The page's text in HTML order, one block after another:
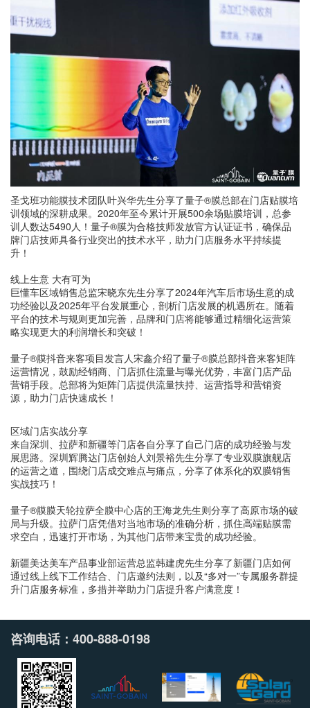
圣戈班功能膜技术团队叶兴华先生分享了量子®膜总部在门店贴膜培
训领域的深耕成果。2020年至今累计开展500余场贴膜培训，总参
训人数达5490人！量子®膜为合格技师发放官方认证证书，确保品
牌门店技师具备行业突出的技术水平，助力门店服务水平持续提
升！
线上生意 大有可为
巨懂车区域销售总监宋晓东先生分享了2024年汽车后市场生意的成
功经验以及2025年平台发展重心，剖析门店发展的机遇所在。随着
平台的技术与规则更加完善，品牌和门店将能够通过精细化运营策
略实现更大的利润增长和突破！
量子®膜抖音来客项目发言人宋鑫介绍了量子®膜总部抖音来客矩阵
运营情况，鼓励经销商、门店抓住流量与曝光优势，丰富门店产品
营销手段。总部将为矩阵门店提供流量扶持、运营指导和营销资
源，助力门店快速成长！
区域门店实战分享
来自深圳、拉萨和新疆等门店各自分享了自己门店的成功经验与发
展思路。深圳辉腾达门店创始人刘景裕先生分享了专业双膜旗舰店
的运营之道，围绕门店成交难点与痛点，分享了体系化的双膜销售
实战技巧！
量子®膜膜天轮拉萨全膜中心店的王海龙先生则分享了高原市场的破
局与升级。拉萨门店凭借对当地市场的准确分析，抓住高端贴膜需
求空白，迅速打开市场，为其他门店带来宝贵的成功经验。
新疆美达美车产品事业部运营总监韩建虎先生分享了新疆门店如何
通过线上线下工作结合、门店邀约法则，以及“多对一”专属服务群提
升门店服务标准，多措并举助力门店提升客户满意度！
咨询电话：400-888-0198